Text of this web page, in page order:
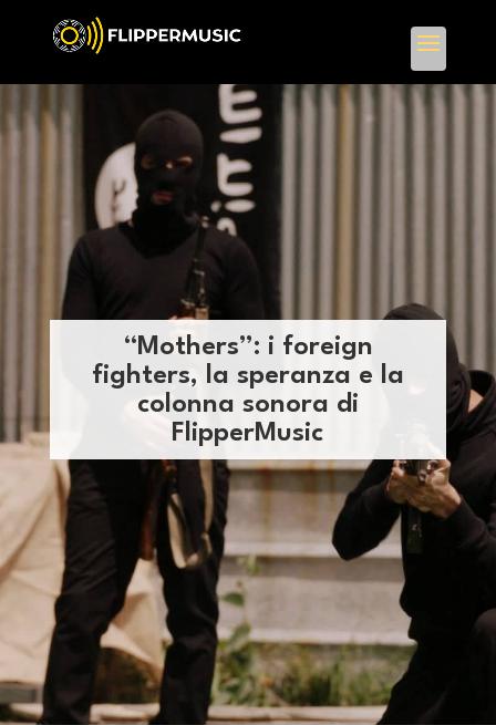
“Mothers”: i foreign
fighters, la speranza e la
colonna sonora di
FlipperMusic